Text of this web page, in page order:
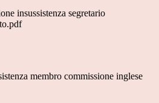
insussistenza segretario
membro commissione inglese